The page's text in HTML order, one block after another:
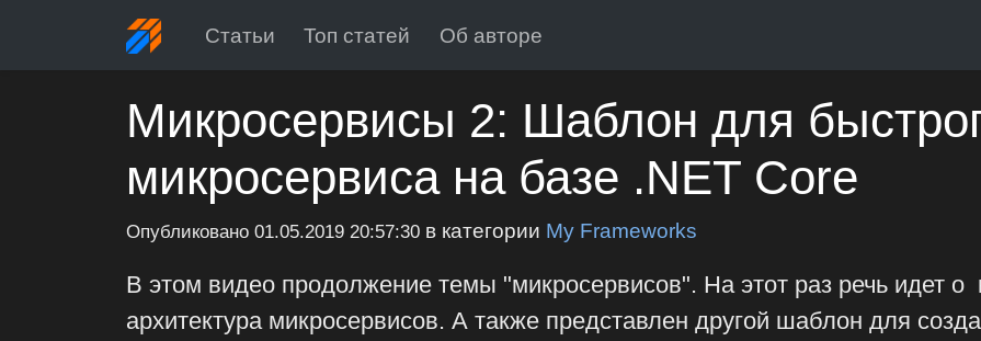
Статьи Топ статей Об авторе
Микросервисы 2: Шаблон для
микросервиса на базе .NET Core
Опубликовано01.05.2019 20:57:30 в категории My Frameworks
В этом видео продолжение темы "микросервисов". На этот раз речь идет о
архитектура микросервисов. А также представлен другой шаблон для